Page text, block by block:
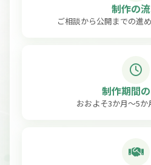
制作の
ご相談から公開までの進
制作期間
おおよそ3か月〜5か